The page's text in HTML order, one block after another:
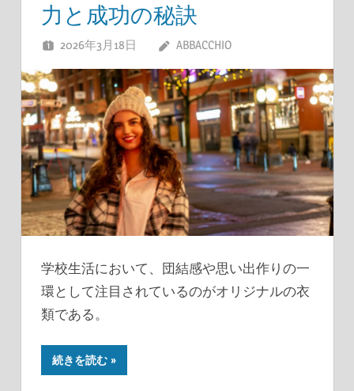
力と成功の秘訣
2026年3月18日 ABBACCHIO
学校生活において、団結感や思い出作りの一
環として注目されているのがオリジナルの衣
類である。
続きを読む